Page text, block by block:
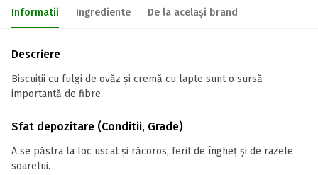
Informatii Ingrediente De la același brand
Descriere
Biscuiții cu fulgi de ovăz și cremă cu lapte sunt o sursă
importantă de fibre.
Sfat depozitare (Conditii, Grade)
A se păstra la loc uscat și răcoros, ferit de îngheț și de razele
soarelui.